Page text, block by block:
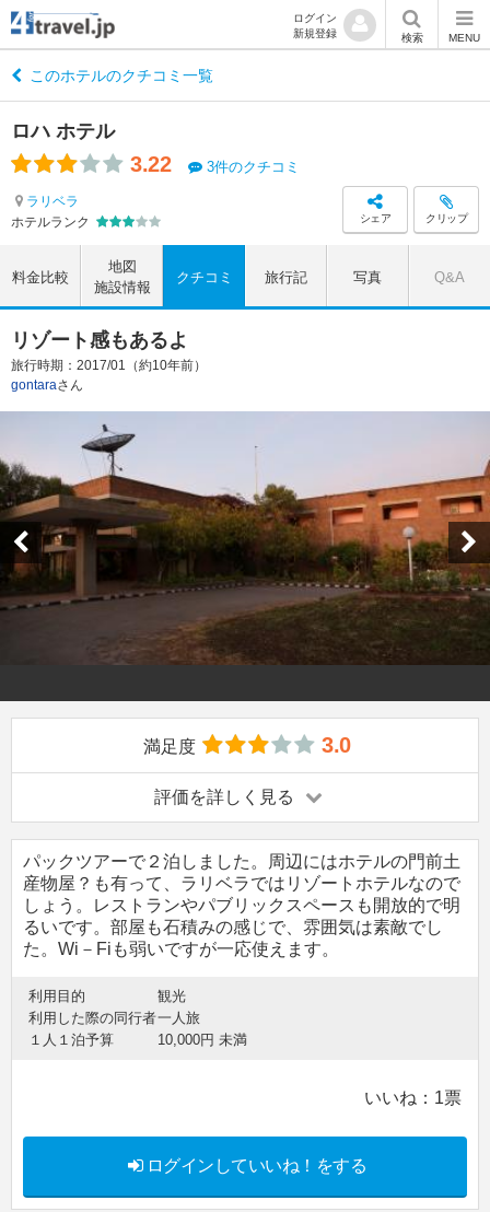
ログイン
新規登録
検索 MENU
このホテルのクチコミ一覧
ロハ ホテル
3.22 3件のクチコミ
ラリベラ
ホテルランク
シェア クリップ
料金比較
地図
施設情報
クチコミ 旅行記 写真 Q&A
リゾート感もあるよ
旅行時期：2017/01（約10年前）
gontaraさん
満足度 3.0
評価を詳しく見る
パックツアーで２泊しました。周辺にはホテルの門前土
産物屋？も有って、ラリベラではリゾートホテルなので
しょう。レストランやパブリックスペースも開放的で明
るいです。部屋も石積みの感じで、雰囲気は素敵でし
た。Wi－Fiも弱いですが一応使えます。
利用目的
観光
利用した際の同行者一人旅
１人１泊予算
10,000円 未満
いいね： 1票
ログインしていいね！をする